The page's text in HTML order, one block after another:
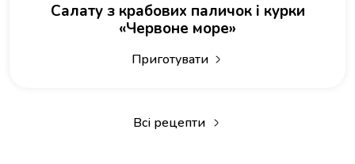
Салату з крабових паличок і курки
«Червоне море»
Приготувати
Всі рецепти